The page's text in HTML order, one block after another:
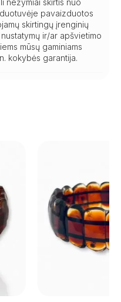
pavaizduotos
skirtingų įrenginių
ir/ar apšvietimo
mūsų gaminiams
kokybės garantija.